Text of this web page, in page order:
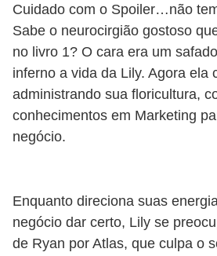
Cuidado com o Spoiler…não
Sabe o neurocirgião gostoso
no livro 1? O cara era um
inferno a vida da Lily. Agora ela
administrando sua floricultura,
conhecimentos em Marketing
negócio.
Enquanto direciona suas
negócio dar certo, Lily se
de Ryan por Atlas, que culpa o